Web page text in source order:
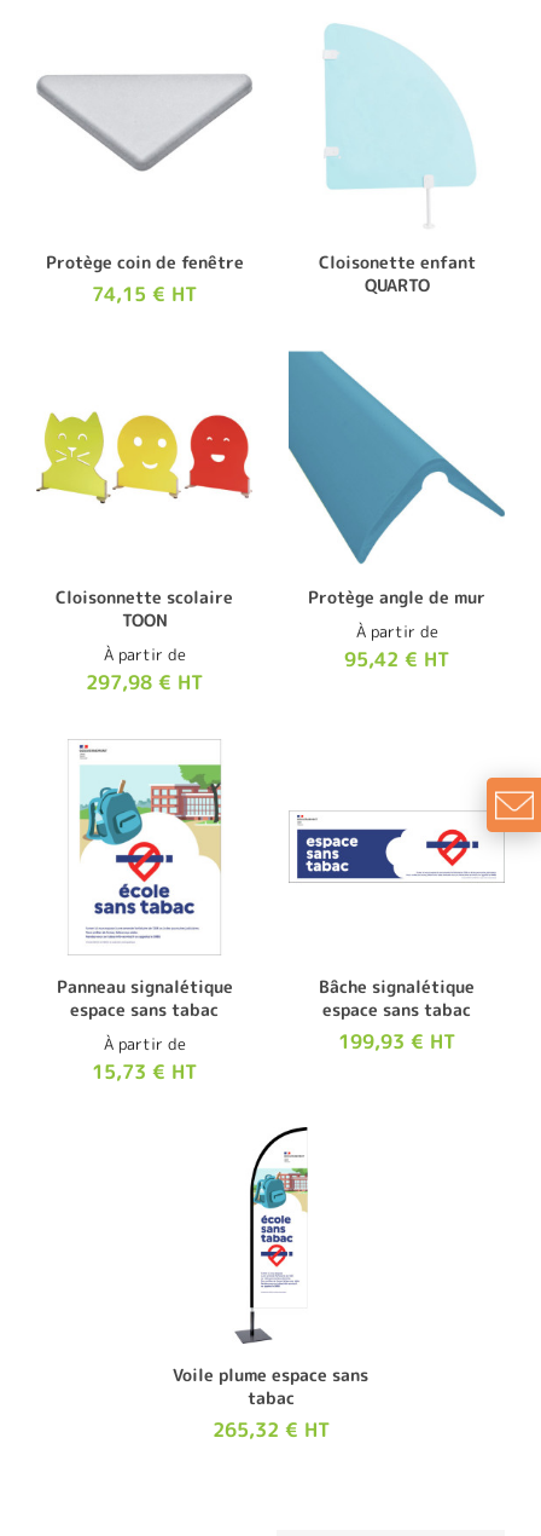
Protège coin de fenêtre
74,15 € HT
Cloisonette enfant
QUARTO
Cloisonnette scolaire
TOON
À partir de
297,98 € HT
Protège angle de mur
À partir de
95,42 € HT
Panneau signalétique
espace sans tabac
À partir de
15,73 € HT
Bâche signalétique
espace sans tabac
199,93 € HT
Voile plume espace sans
tabac
265,32 € HT